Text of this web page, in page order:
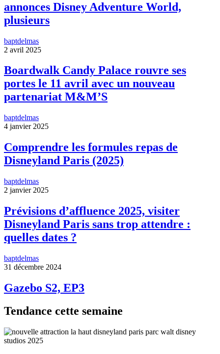
annonces Disney Adventure World,
plusieurs
baptdelmas
2 avril 2025
Boardwalk Candy Palace rouvre ses
portes le 11 avril avec un nouveau
partenariat M&M’S
baptdelmas
4 janvier 2025
Comprendre les formules repas de
Disneyland Paris (2025)
baptdelmas
2 janvier 2025
Prévisions d’affluence 2025, visiter
Disneyland Paris sans trop attendre :
quelles dates ?
baptdelmas
31 décembre 2024
Gazebo S2, EP3
Tendance cette semaine